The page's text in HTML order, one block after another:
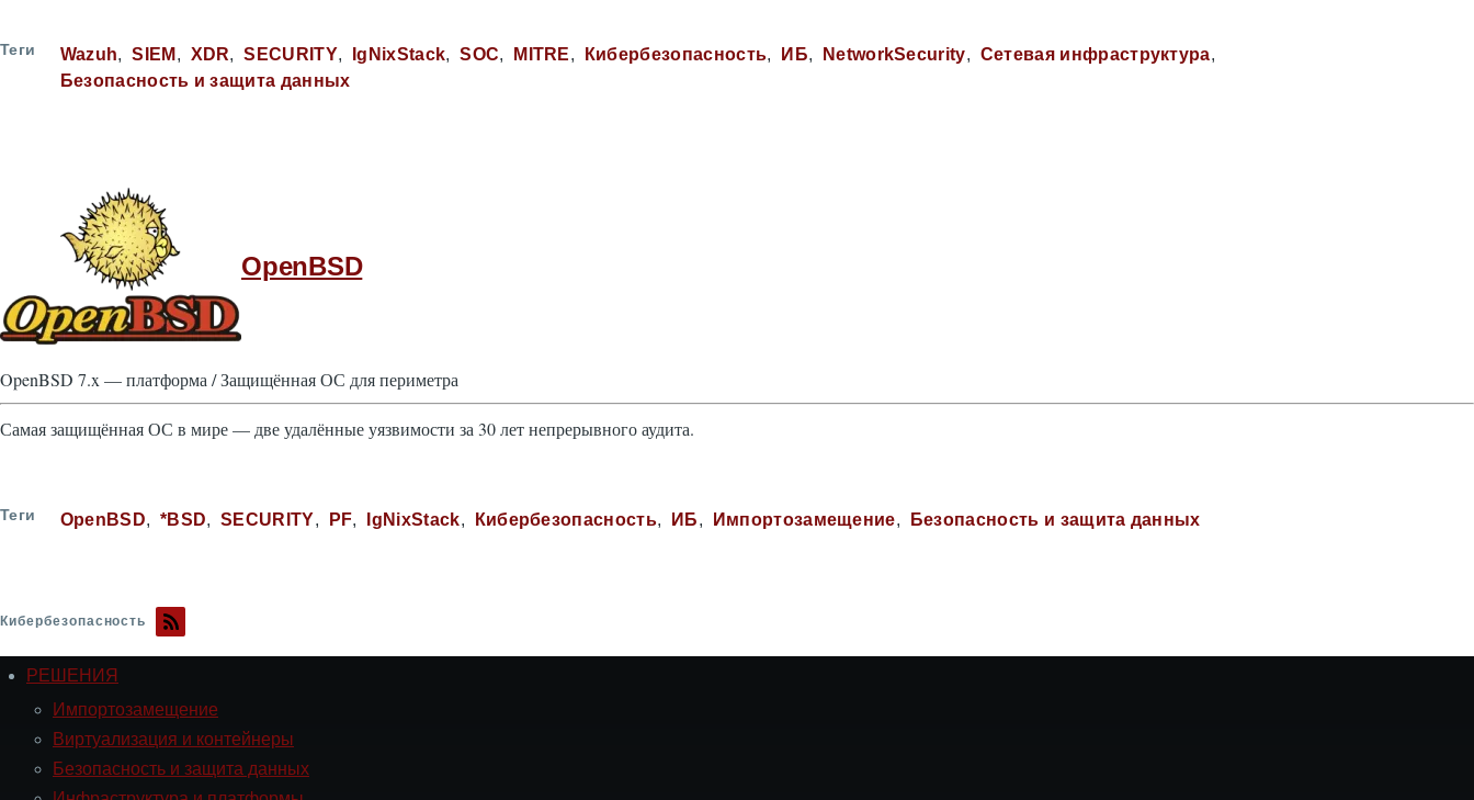
Теги Wazuh SIEM XDR SECURITY IgNixStack SOC MITRE Кибербезопасность ИБ NetworkSecurity
Сетевая инфраструктура
Безопасность и защита данных
OpenBSD
OpenBSD 7.x — платформа / Защищённая ОС для периметра
Самая защищённая ОС в мире — две удалённые уязвимости за 30 лет непрерывного аудита.
Теги OpenBSD *BSD SECURITY PF IgNixStack Кибербезопасность ИБ Импортозамещение Безопасность и защита данных
Кибербезопасность
Навигация
РЕШЕНИЯ
РЕШЕНИЯ
Импортозамещение
Виртуализация и контейнеры
Безопасность и защита данных